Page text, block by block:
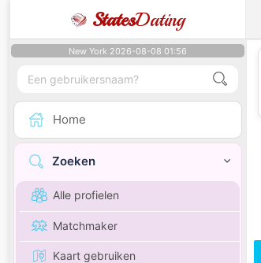
StatesDating
New York 2026-08-08 01:56
Home
Zoeken
Alle profielen
Matchmaker
Kaart gebruiken